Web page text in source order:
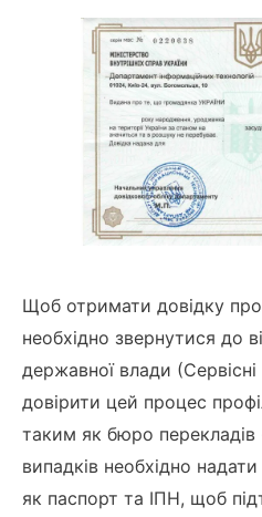
Щоб отримати довідку
необхідно звернутися до
державної влади
довірити цей процес
таким як бюро перекладів
випадків необхідно
як паспорт та ІПН, щоб